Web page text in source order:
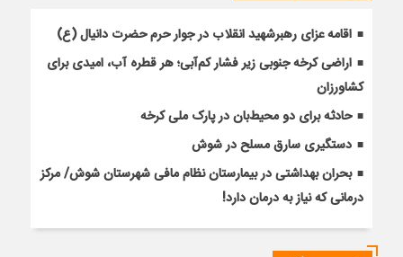
اقامه عزای رهبرشهید انقلاب در جوار حرم حضرت دانیال (ع)
اراضی کرخه جنوبی زیر فشار کم‌آبی؛ هر قطره آب، امیدی برای
کشاورزان
حادثه برای دو محیط‌بان در پارک ملی کرخه
دستگیری سارق مسلح در شوش
بحران بهداشتی در بیمارستان نظام مافی شهرستان شوش/ مرکز
درمانی که نیاز به درمان دارد!